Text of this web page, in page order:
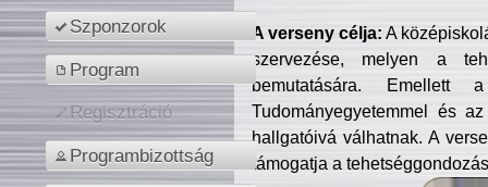
Szponzorok
Program
Regisztráció
Programbizottság
A verseny célja: A
szervezése, melyen a
bemutatására. Emellett
Tudományegyetemmel és
hallgatóivá válhatnak. A
támogatja a